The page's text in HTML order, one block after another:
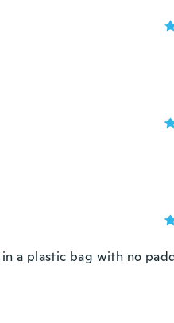
a plastic bag with no